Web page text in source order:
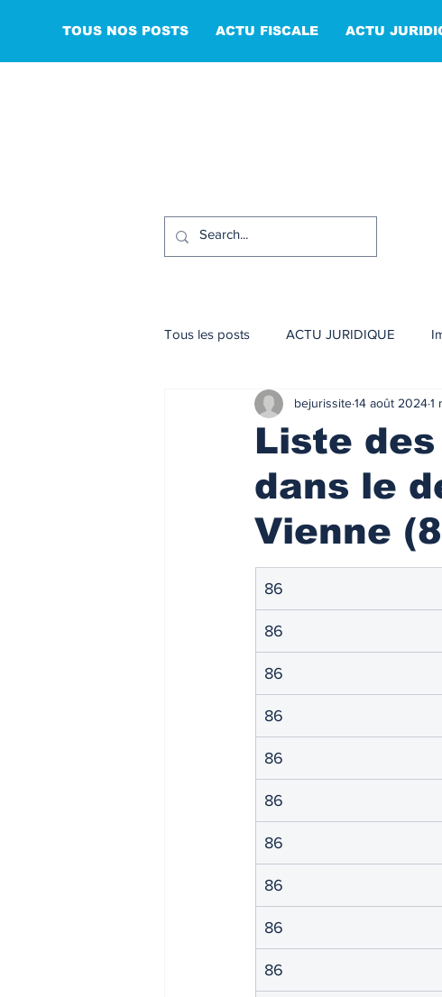
TOUS NOS POSTS ACTU FISCALE ACTU
Tous les posts ACTU JURIDIQUE
Finances/Investissement Assurance
Prix de l'immobilier Immobilier
Loyers de
ACTU FISCALE
ACTU PRO
Taux de l'usure
INDICES & INDEX
Liste
dans le
Vienne
bejurissite14 août 20241
86
86
86
86
86
86
86
86
86
86